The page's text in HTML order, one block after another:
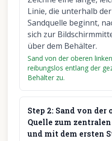
Linie, die unterhalb
Sandquelle beginnt,
sich zur
über dem Behälter.
Sand von der oberen
reibungslos entlang der
Behälter zu.
Step 2: Sand von der
Quelle zum
und mit dem ersten